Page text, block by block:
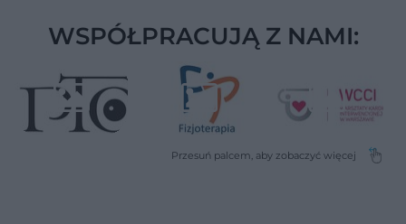
WSPÓŁPRACUJĄ Z NAMI: